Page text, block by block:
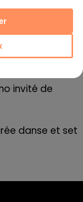
"Fête du vin"
retrouver
invité de
danse et set